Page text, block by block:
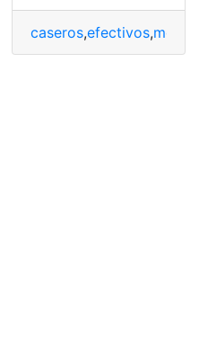
Criptomonedas,efectivos,
caseros,efectivos,